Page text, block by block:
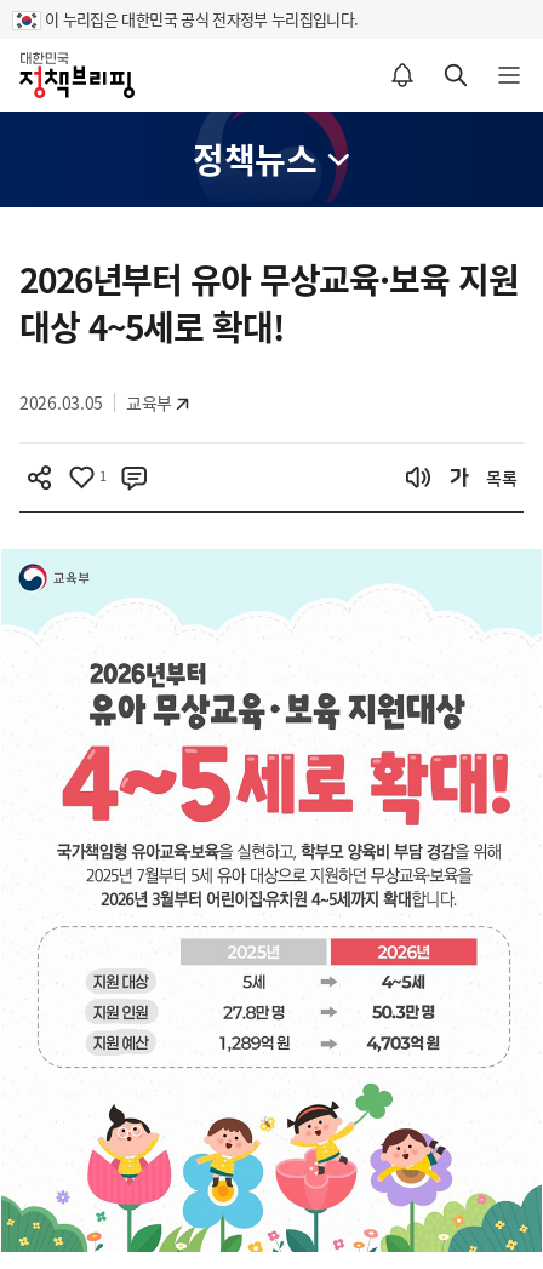
이 누리집은 대한민국 공식 전자정부 누리집입니다.
홈
알림설정 바로가기 검색 바로가기 메뉴 열기
정책뉴스
텐
츠
영
2026년부터 유아 무상교육·보육 지원
대상 4~5세로 확대!
2026.03.05 교육부
1 목록